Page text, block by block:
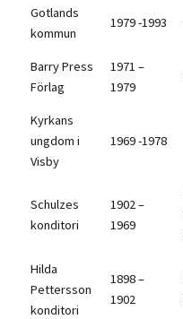
Gotlands
kommun
1979 -1993
Barry Press
Förlag
1971 –
1979
Kyrkans
ungdom i
Visby
1969 -1978
Schulzes
konditori
1902 –
1969
Hilda
Pettersson
konditori
1898 –
1902